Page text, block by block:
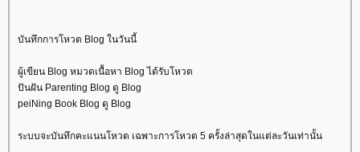
บันทึกการโหวต Blog ในวันนี้
ผู้เขียน Blog หมวดเนื้อหา Blog ได้รับโหวต
ปันฝัน Parenting Blog ดู Blog
peiNing Book Blog ดู Blog
ระบบจะบันทึกคะแนนโหวต เฉพาะการโหวต 5 ครั้งล่าสุดในแต่ละวันเท่านั้น